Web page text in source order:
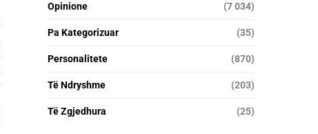
Opinione (7 034)
Pa Kategorizuar (35)
Personalitete (870)
Të Ndryshme (203)
Të Zgjedhura (25)